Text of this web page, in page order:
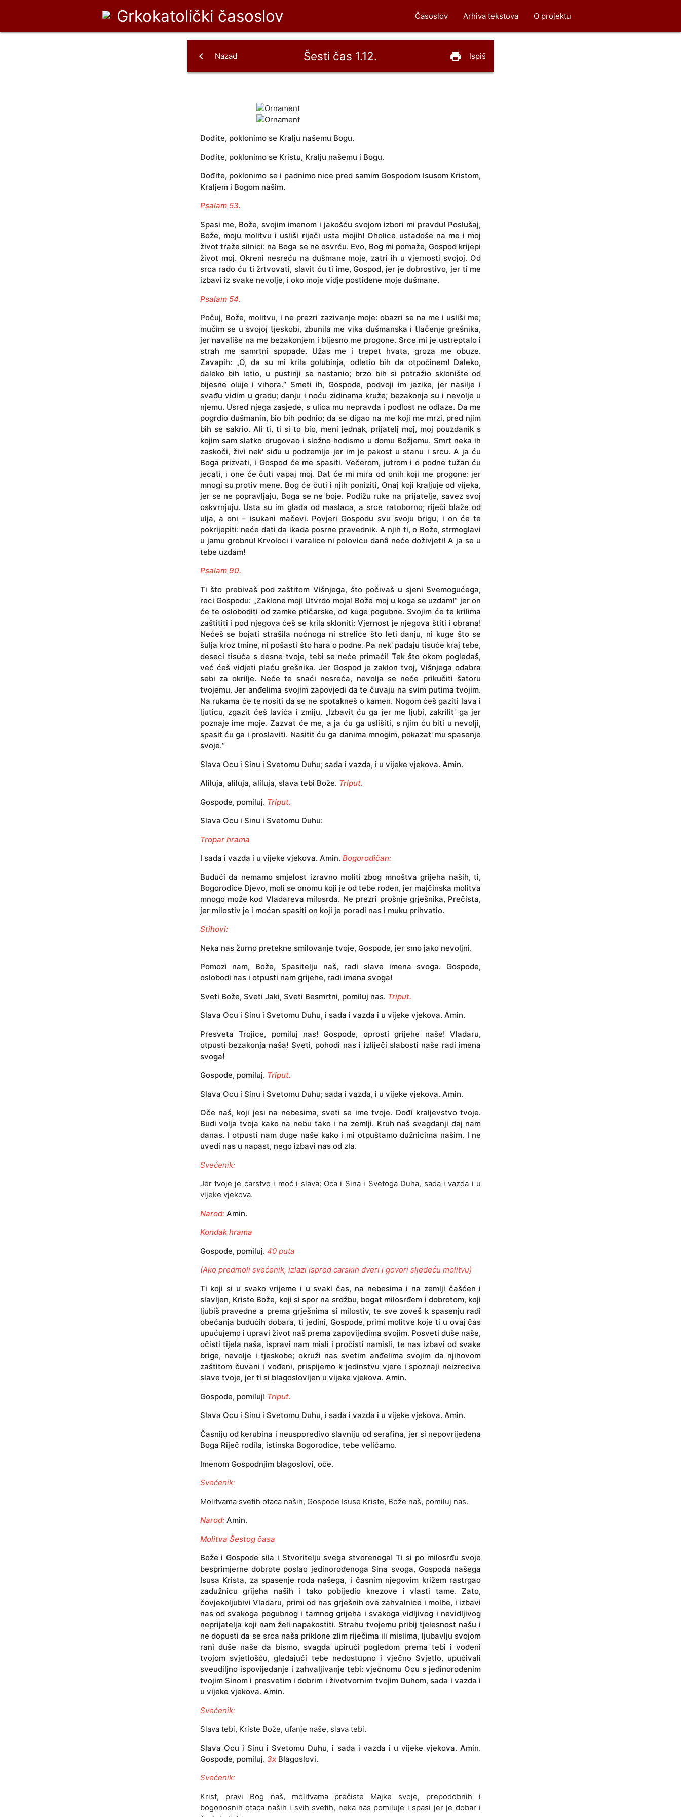
Grkokatolički časoslov Časoslov Arhiva tekstova O projektu
Šesti čas 1.12.
chevron_left Nazad print Ispiš
Dođite, poklonimo se Kralju našemu Bogu.
Dođite, poklonimo se Kristu, Kralju našemu i Bogu.
Dođite, poklonimo se i padnimo nice pred samim Gospodom Isusom Kristom,
Kraljem i Bogom našim.
Psalam 53.
Spasi me, Bože, svojim imenom i jakošću svojom izbori mi pravdu! Poslušaj,
Bože, moju molitvu i usliši riječi usta mojih! Oholice ustadoše na me i moj
život traže silnici: na Boga se ne osvrću. Evo, Bog mi pomaže, Gospod krijepi
život moj. Okreni nesreću na dušmane moje, zatri ih u vjernosti svojoj. Od
srca rado ću ti žrtvovati, slavit ću ti ime, Gospod, jer je dobrostivo, jer ti me
izbavi iz svake nevolje, i oko moje vidje postiđene moje dušmane.
Psalam 54.
Počuj, Bože, molitvu, i ne prezri zazivanje moje: obazri se na me i usliši me;
mučim se u svojoj tjeskobi, zbunila me vika dušmanska i tlačenje grešnika,
jer navališe na me bezakonjem i bijesno me progone. Srce mi je ustreptalo i
strah me samrtni spopade. Užas me i trepet hvata, groza me obuze.
Zavapih: „O, da su mi krila golubinja, odletio bih da otpočinem! Daleko,
daleko bih letio, u pustinji se nastanio; brzo bih si potražio sklonište od
bijesne oluje i vihora.“ Smeti ih, Gospode, podvoji im jezike, jer nasilje i
svađu vidim u gradu; danju i noću zidinama kruže; bezakonja su i nevolje u
njemu. Usred njega zasjede, s ulica mu nepravda i podlost ne odlaze. Da me
pogrdio dušmanin, bio bih podnio; da se digao na me koji me mrzi, pred njim
bih se sakrio. Ali ti, ti si to bio, meni jednak, prijatelj moj, moj pouzdanik s
kojim sam slatko drugovao i složno hodismo u domu Božjemu. Smrt neka ih
zaskoči, živi nek' siđu u podzemlje jer im je pakost u stanu i srcu. A ja ću
Boga prizvati, i Gospod će me spasiti. Večerom, jutrom i o podne tužan ću
jecati, i one će čuti vapaj moj. Dat će mi mira od onih koji me progone: jer
mnogi su protiv mene. Bog će čuti i njih poniziti, Onaj koji kraljuje od vijeka,
jer se ne popravljaju, Boga se ne boje. Podižu ruke na prijatelje, savez svoj
oskvrnjuju. Usta su im glađa od maslaca, a srce ratoborno; riječi blaže od
ulja, a oni – isukani mačevi. Povjeri Gospodu svu svoju brigu, i on će te
pokrijepiti: neće dati da ikada posrne pravednik. A njih ti, o Bože, strmoglavi
u jamu grobnu! Krvoloci i varalice ni polovicu danâ neće doživjeti! A ja se u
tebe uzdam!
Psalam 90.
Ti što prebivaš pod zaštitom Višnjega, što počivaš u sjeni Svemogućega,
reci Gospodu: „Zaklone moj! Utvrdo moja! Bože moj u koga se uzdam!“ jer on
će te osloboditi od zamke ptičarske, od kuge pogubne. Svojim će te krilima
zaštititi i pod njegova ćeš se krila skloniti: Vjernost je njegova štiti i obrana!
Nećeš se bojati strašila noćnoga ni strelice što leti danju, ni kuge što se
šulja kroz tmine, ni pošasti što hara o podne. Pa nek' padaju tisuće kraj tebe,
deseci tisuća s desne tvoje, tebi se neće primaći! Tek što okom pogledaš,
već ćeš vidjeti plaću grešnika. Jer Gospod je zaklon tvoj, Višnjega odabra
sebi za okrilje. Neće te snaći nesreća, nevolja se neće prikučiti šatoru
tvojemu. Jer anđelima svojim zapovjedi da te čuvaju na svim putima tvojim.
Na rukama će te nositi da se ne spotakneš o kamen. Nogom ćeš gaziti lava i
ljuticu, zgazit ćeš lavića i zmiju. „Izbavit ću ga jer me ljubi, zakrilit' ga jer
poznaje ime moje. Zazvat će me, a ja ću ga uslišiti, s njim ću biti u nevolji,
spasit ću ga i proslaviti. Nasitit ću ga danima mnogim, pokazat' mu spasenje
svoje.“
Slava Ocu i Sinu i Svetomu Duhu; sada i vazda, i u vijeke vjekova. Amin.
Aliluja, aliluja, aliluja, slava tebi Bože. Triput.
Gospode, pomiluj. Triput.
Slava Ocu i Sinu i Svetomu Duhu:
Tropar hrama
I sada i vazda i u vijeke vjekova. Amin. Bogorodičan:
Budući da nemamo smjelost izravno moliti zbog mnoštva grijeha naših, ti,
Bogorodice Djevo, moli se onomu koji je od tebe rođen, jer majčinska molitva
mnogo može kod Vladareva milosrđa. Ne prezri prošnje grješnika, Prečista,
jer milostiv je i moćan spasiti on koji je poradi nas i muku prihvatio.
Stihovi:
Neka nas žurno pretekne smilovanje tvoje, Gospode, jer smo jako nevoljni.
Pomozi nam, Bože, Spasitelju naš, radi slave imena svoga. Gospode,
oslobodi nas i otpusti nam grijehe, radi imena svoga!
Sveti Bože, Sveti Jaki, Sveti Besmrtni, pomiluj nas. Triput.
Slava Ocu i Sinu i Svetomu Duhu, i sada i vazda i u vijeke vjekova. Amin.
Presveta Trojice, pomiluj nas! Gospode, oprosti grijehe naše! Vladaru,
otpusti bezakonja naša! Sveti, pohodi nas i izliječi slabosti naše radi imena
svoga!
Gospode, pomiluj. Triput.
Slava Ocu i Sinu i Svetomu Duhu; sada i vazda, i u vijeke vjekova. Amin.
Oče naš, koji jesi na nebesima, sveti se ime tvoje. Dođi kraljevstvo tvoje.
Budi volja tvoja kako na nebu tako i na zemlji. Kruh naš svagdanji daj nam
danas. I otpusti nam duge naše kako i mi otpuštamo dužnicima našim. I ne
uvedi nas u napast, nego izbavi nas od zla.
Svećenik:
Jer tvoje je carstvo i moć i slava: Oca i Sina i Svetoga Duha, sada i vazda i u
vijeke vjekova.
Narod: Amin.
Kondak hrama
Gospode, pomiluj. 40 puta
(Ako predmoli svećenik, izlazi ispred carskih dveri i govori sljedeću molitvu)
Ti koji si u svako vrijeme i u svaki čas, na nebesima i na zemlji čašćen i
slavljen, Kriste Bože, koji si spor na srdžbu, bogat milosrđem i dobrotom, koji
ljubiš pravedne a prema grješnima si milostiv, te sve zoveš k spasenju radi
obećanja budućih dobara, ti jedini, Gospode, primi molitve koje ti u ovaj čas
upućujemo i upravi život naš prema zapovijedima svojim. Posveti duše naše,
očisti tijela naša, ispravi nam misli i pročisti namisli, te nas izbavi od svake
brige, nevolje i tjeskobe; okruži nas svetim anđelima svojim da njihovom
zaštitom čuvani i vođeni, prispijemo k jedinstvu vjere i spoznaji neizrecive
slave tvoje, jer ti si blagoslovljen u vijeke vjekova. Amin.
Gospode, pomiluj! Triput.
Slava Ocu i Sinu i Svetomu Duhu, i sada i vazda i u vijeke vjekova. Amin.
Časniju od kerubina i neusporedivo slavniju od serafina, jer si nepovrijeđena
Boga Riječ rodila, istinska Bogorodice, tebe veličamo.
Imenom Gospodnjim blagoslovi, oče.
Svećenik:
Molitvama svetih otaca naših, Gospode Isuse Kriste, Bože naš, pomiluj nas.
Narod: Amin.
Molitva Šestog časa
Bože i Gospode sila i Stvoritelju svega stvorenoga! Ti si po milosrđu svoje
besprimjerne dobrote poslao jedinorođenoga Sina svoga, Gospoda našega
Isusa Krista, za spasenje roda našega, i časnim njegovim križem rastrgao
zadužnicu grijeha naših i tako pobijedio knezove i vlasti tame. Zato,
čovjekoljubivi Vladaru, primi od nas grješnih ove zahvalnice i molbe, i izbavi
nas od svakoga pogubnog i tamnog grijeha i svakoga vidljivog i nevidljivog
neprijatelja koji nam želi napakostiti. Strahu tvojemu pribij tjelesnost našu i
ne dopusti da se srca naša priklone zlim riječima ili mislima, ljubavlju svojom
rani duše naše da bismo, svagda upirući pogledom prema tebi i vođeni
tvojom svjetlošću, gledajući tebe nedostupno i vječno Svjetlo, upućivali
sveudiljno ispovijedanje i zahvaljivanje tebi: vječnomu Ocu s jedinorođenim
tvojim Sinom i presvetim i dobrim i životvornim tvojim Duhom, sada i vazda i
u vijeke vjekova. Amin.
Svećenik:
Slava tebi, Kriste Bože, ufanje naše, slava tebi.
Slava Ocu i Sinu i Svetomu Duhu, i sada i vazda i u vijeke vjekova. Amin.
Gospode, pomiluj. 3x Blagoslovi.
Svećenik:
Krist, pravi Bog naš, molitvama prečiste Majke svoje, prepodobnih i
bogonosnih otaca naših i svih svetih, neka nas pomiluje i spasi jer je dobar i